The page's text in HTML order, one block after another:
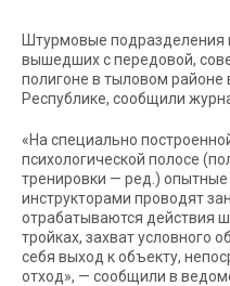
Штурмовые подразделения
вышедших с передовой,
полигоне в тыловом районе
Республике, сообщили
«На специально
психологической полосе
тренировки — ред.)
инструкторами проводят
отрабатываются действия
тройках, захват условного
себя выход к объекту,
отход», — сообщили в